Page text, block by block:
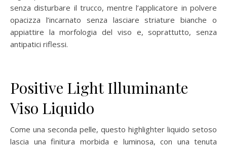
senza disturbare il trucco, mentre l’applicatore in polvere
opacizza l’incarnato senza lasciare striature bianche o
appiattire la morfologia del viso e, soprattutto, senza
antipatici riflessi.
Positive Light Illuminante
Viso Liquido
Come una seconda pelle, questo highlighter liquido setoso
lascia una finitura morbida e luminosa, con una tenuta